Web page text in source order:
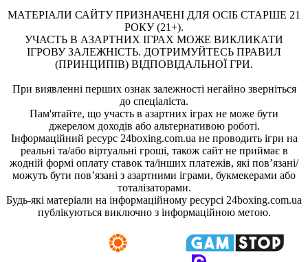
МАТЕРІАЛИ САЙТУ ПРИЗНАЧЕНІ ДЛЯ ОСІБ СТАРШЕ 21
РОКУ (21+).
УЧАСТЬ В АЗАРТНИХ ІГРАХ МОЖЕ ВИКЛИКАТИ
ІГРОВУ ЗАЛЕЖНІСТЬ. ДОТРИМУЙТЕСЬ ПРАВИЛ
(ПРИНЦИПІВ) ВІДПОВІДАЛЬНОЇ ГРИ.
При виявленні перших ознак залежності негайно зверніться
до спеціаліста.
Пам'ятайте, що участь в азартних іграх не може бути
джерелом доходів або альтернативою роботі.
Інформаційний ресурс 24boxing.com.ua не проводить ігри на
реальні та/або віртуальні гроші, також сайт не приймає в
жодній формі оплату ставок та/інших платежів, які пов’язані/
можуть бути пов’язані з азартними іграми, букмекерами або
тоталізаторами.
Будь-які матеріали на інформаційному ресурсі 24boxing.com.ua
публікуються виключно з інформаційною метою.